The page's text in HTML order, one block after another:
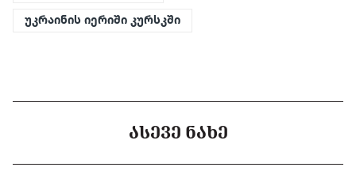
უკრაინის იერიში კურსკში
ᲐᲡᲔᲕᲔ ᲜᲐᲮᲔ